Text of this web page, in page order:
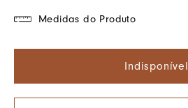
Medidas do Produto
Indisponível